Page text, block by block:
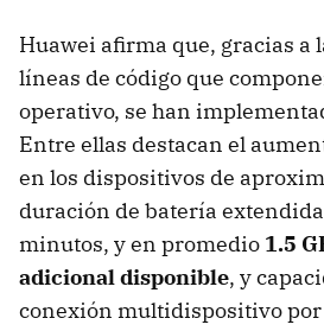
Huawei afirma que, gracias a
líneas de código que
operativo, se han
Entre ellas destacan el
en los dispositivos de
duración de batería
minutos, y en promedio 1.5
adicional disponible, y
conexión multidispositivo